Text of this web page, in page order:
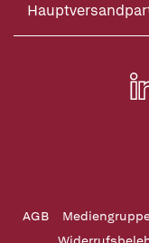
AGB